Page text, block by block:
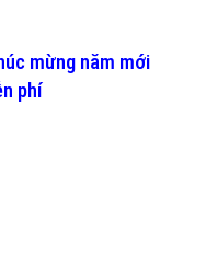
mừng năm mới
phí